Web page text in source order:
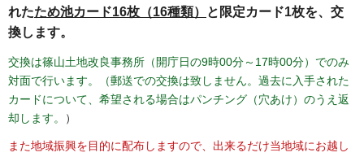
れたため池カード16枚（16種類）
と限定カード1枚を、交
換します。
交換は篠山土地改良事務所（開庁日の9時00分～17時00分）でのみ
対面で行います。（郵送での交換は致しません。過去に入手された
カードについて、希望される場合はパンチング（穴あけ）のうえ返
却します。
）
また地域振興を目的に配布しますので、出来るだけ当地域にお越し